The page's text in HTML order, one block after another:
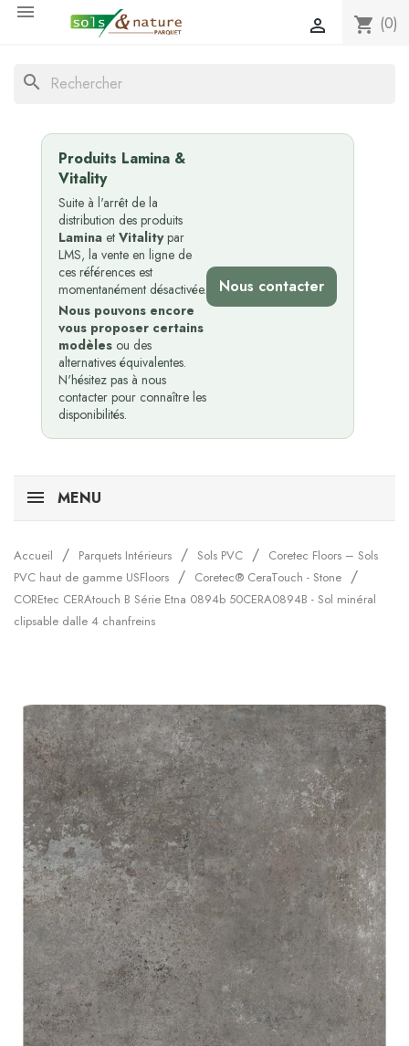

shopping_cart (0)

search
Produits Lamina &
Vitality
Suite à l'arrêt de la
distribution des produits
Lamina et Vitalitypar
LMS, la vente en ligne de
ces références est
momentanément désactivée.
Nous pouvons encore
vous proposer certains
modèles ou des
alternatives équivalentes.
N'hésitez pas à nous
contacter pour connaître les
disponibilités.
Nous contacter
MENU
Accueil Parquets Intérieurs Sols PVC
Coretec Floors – Sols
PVC haut de gamme USFloors
Coretec® CeraTouch - Stone
COREtec CERAtouch B Série Etna 0894b 50CERA0894B - Sol minéral
clipsable dalle 4 chanfreins